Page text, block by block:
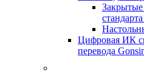
Цифровая ИК
перевода